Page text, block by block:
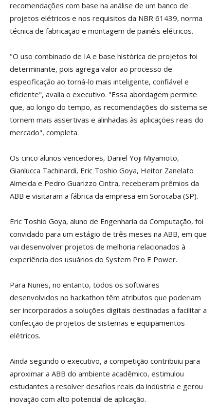
recomendações com base na análise de um banco de
projetos elétricos e nos requisitos da NBR 61439, norma
técnica de fabricação e montagem de painéis elétricos.
"O uso combinado de IA e base histórica de projetos foi
determinante, pois agrega valor ao processo de
especificação ao torná-lo mais inteligente, confiável e
eficiente", avalia o executivo. "Essa abordagem permite
que, ao longo do tempo, as recomendações do sistema se
tornem mais assertivas e alinhadas às aplicações reais do
mercado", completa.
Os cinco alunos vencedores, Daniel Yoji Miyamoto,
Gianlucca Tachinardi, Eric Toshio Goya, Heitor Zanelato
Almeida e Pedro Guarizzo Cintra, receberam prêmios da
ABB e visitaram a fábrica da empresa em Sorocaba (SP).
Eric Toshio Goya, aluno de Engenharia da Computação, foi
convidado para um estágio de três meses na ABB, em que
vai desenvolver projetos de melhoria relacionados à
experiência dos usuários do System Pro E Power.
Para Nunes, no entanto, todos os softwares
desenvolvidos no hackathon têm atributos que poderiam
ser incorporados a soluções digitais destinadas a facilitar a
confecção de projetos de sistemas e equipamentos
elétricos.
Ainda segundo o executivo, a competição contribuiu para
aproximar a ABB do ambiente acadêmico, estimulou
estudantes a resolver desafios reais da indústria e gerou
inovação com alto potencial de aplicação.